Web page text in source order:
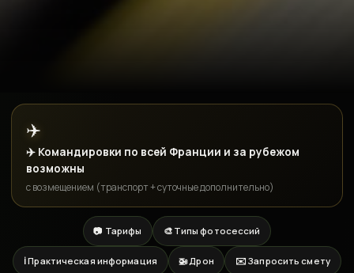
✈️
✈️ Командировки по всей Франции и за рубежом
возможны
с возмещением (транспорт + суточные дополнительно)
📷 Тарифы 🎨 Типы фотосессий
ℹ️ Практическая информация 🚁 Дрон ✉️ Запросить смету